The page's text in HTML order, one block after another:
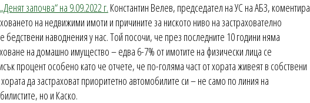
започва“ на 9.09.2022 г. Константин Велев, председател на УС на АБЗ, коментира
на недвижими имоти и причините за ниското ниво на застрахователно
бедствени наводнения у нас. Той посочи, че през последните 10 години няма
на домашно имущество – едва 6-7% от имотите на физически лица се
процент особено като че отчете, че по-голяма част от хората живеят в собствени
да застраховат приоритетно автомобилите си – не само по линия на
но и Каско.